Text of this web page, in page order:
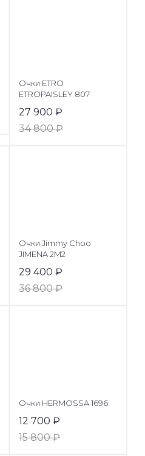
Очки ETRO
ETROPAISLEY 807
27 900 ₽
34 800₽
Очки Jimmy Choo
JIMENA 2M2
29 400 ₽
36 800₽
Очки HERMOSSA 1696
12 700 ₽
15 800₽